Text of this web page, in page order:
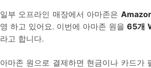
일부 오프라인 매장에서 아마존은
영 하고 있어요. 이번에 아마존 원을65개
라고 합니다.
아마존 원으로 결제하면 현금이나 카드가